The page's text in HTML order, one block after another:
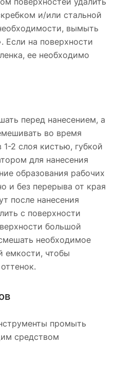
и/или стальной
вымыть
Если на поверхности
ее необходимо
перед нанесением, а
во время
2 слоя кистью, губкой
для нанесения
образования рабочих
и без перерыва от края
после нанесения
с поверхности
большой
необходимое
емкости, чтобы
промыть
средством